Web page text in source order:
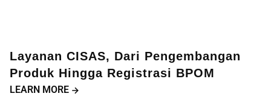
Layanan CISAS, Dari Pengembangan
Produk Hingga Registrasi BPOM
LEARN MORE